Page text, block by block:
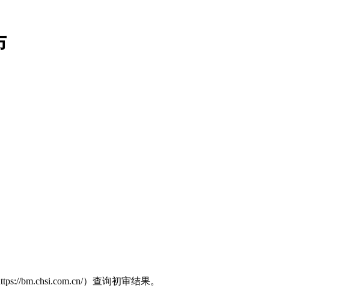
bm.chsi.com.cn/）查询初审结果。